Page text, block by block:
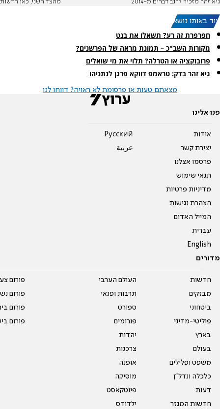
גיא זהר מזכיר לרגב דברים מ-2014 מהצד השני, כאן חדשות
עוד באותו נושא:
חפרפרת זה רע? תשאלו את בנט
מקורות השב"כ – תמונת מראה של הפרשנים?
פרובוקציה או הטרלה? תלוי את מי שואלים
גיא זהר בדק: טראמפ דווקא פרגן לנתניהו
מצאתם טעות או פרסומת לא ראויה? דווחו לנו
פנו אלינו
אודות
יצירת קשר
פרסמו אצלנו
תנאי שימוש
מדיניות פרטיות
הצהרת נגישות
המייל האדום
עברית
English
Pусский
عربية
מדורים
חדשות
מבזקים
ביטחוני
פוליטי-מדיני
בארץ
בעולם
משפט ופלילים
כלכלה ונדל"ן
דעות
חדשות המגזר
העולם הערבי
תרבות ופנאי
ספורט
פורומים
יהדות
צרכנות
אופנה
מוסיקה
פיוטקאסט
ילדודס
פורום
פורום
פורום
פורום